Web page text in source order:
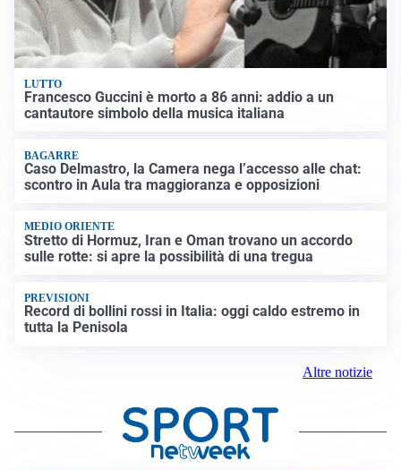
LUTTO
Francesco Guccini è morto a 86 anni: addio a un
cantautore simbolo della musica italiana
BAGARRE
Caso Delmastro, la Camera nega l’accesso alle chat:
scontro in Aula tra maggioranza e opposizioni
MEDIO ORIENTE
Stretto di Hormuz, Iran e Oman trovano un accordo
sulle rotte: si apre la possibilità di una tregua
PREVISIONI
Record di bollini rossi in Italia: oggi caldo estremo in
tutta la Penisola
Altre notizie